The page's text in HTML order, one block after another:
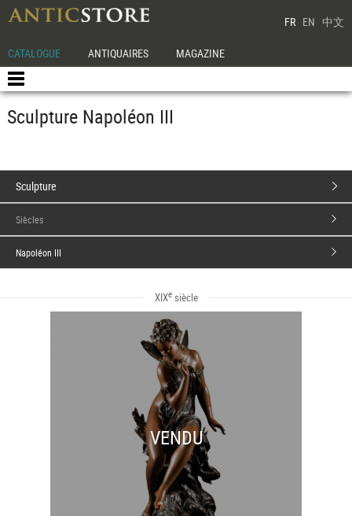
FR EN 中文
CATALOGUE ANTIQUAIRES MAGAZINE
Sculpture Napoléon III
Sculpture
Siècles
Napoléon III
XIXesiècle
VENDU